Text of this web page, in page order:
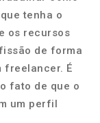
tenha o
os recursos
de forma
freelancer. É
fato de que o
um perfil